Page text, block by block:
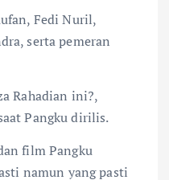
Fedi Nuril,
serta pemeran
Rahadian ini?,
Pangku dirilis.
film Pangku
namun yang pasti